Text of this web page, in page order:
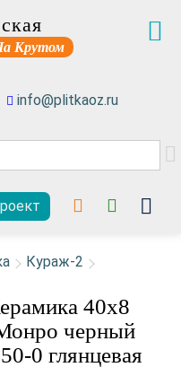
Крутом
info@plitkaoz.ru
Кураж-2
40x8
черный
0 глянцевая